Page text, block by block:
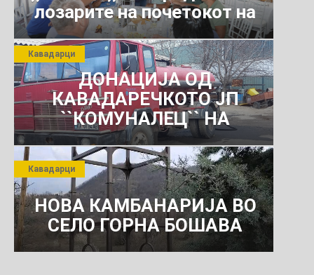
лозарите на почетокот на
јули 2026 г.
ДОНАЦИЈА ОД
КАВАДАРЕЧКОТО ЈП
``КОМУНАЛЕЦ`` НА
РОСОМАНСКОТО ЈАВНО
ПРЕТПРИЈАТИЕ ЗА
КОМУНАЛНО УСЛУГИ
Кавадарци
НОВА КАМБАНАРИЈА ВО
СЕЛО ГОРНА БОШАВА
Кавадарци